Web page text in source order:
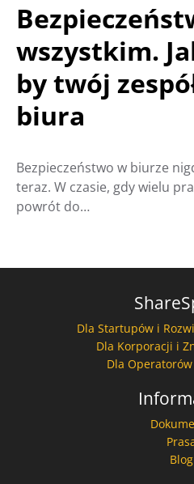
wszystkim.
by twój
biura
Bezpieczeństwo w biurze
teraz. W czasie, gdy wielu
powrót do…
Dla Startupów i
Dla Korporacji i
Dla
Blog